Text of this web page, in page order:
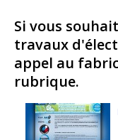
Si vous
travaux
appel au
rubrique.